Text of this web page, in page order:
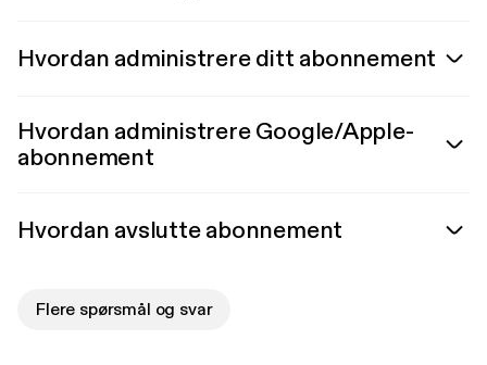
Hvordan administrere ditt abonnement
Hvordan administrere Google/Apple-
abonnement
Hvordan avslutte abonnement
Flere spørsmål og svar